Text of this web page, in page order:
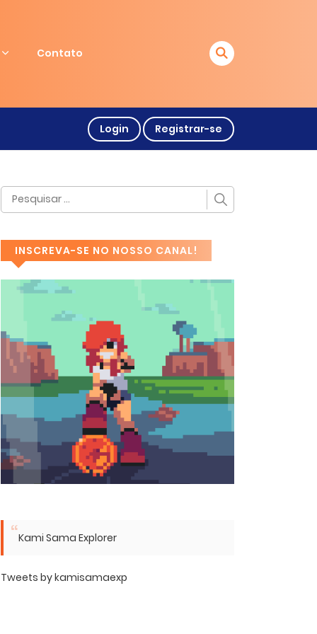
Contato
Login Registrar-se
INSCREVA-SE NO NOSSO CANAL!
Kami Sama Explorer
Tweets by kamisamaexp